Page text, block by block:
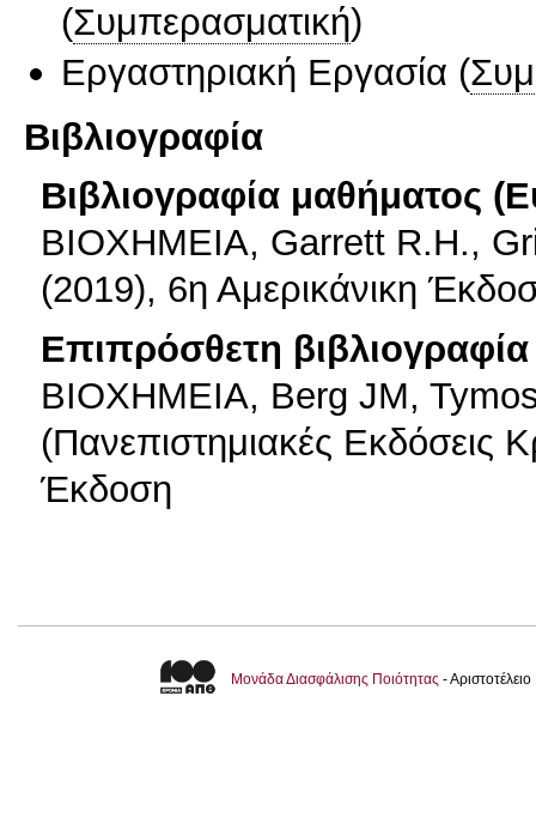
(Συμπερασματική)
Εργαστηριακή Εργασία (
Βιβλιογραφία
Βιβλιογραφία μαθήματος
ΒΙΟΧΗΜΕΙΑ, Garrett R.H.,
(2019), 6η Αμερικάνικη
Επιπρόσθετη βιβλιογραφία
ΒΙΟΧΗΜΕΙΑ, Berg JM,
(Πανεπιστημιακές Εκδόσεις
Έκδοση
Μονάδα Διασφάλισης Ποιότητας -